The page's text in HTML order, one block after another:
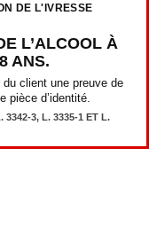
DE L'IVRESSE
L’ALCOOL À
ANS.
client une preuve de
pièce d’identité.
3342-3, L. 3335-1 ET L.